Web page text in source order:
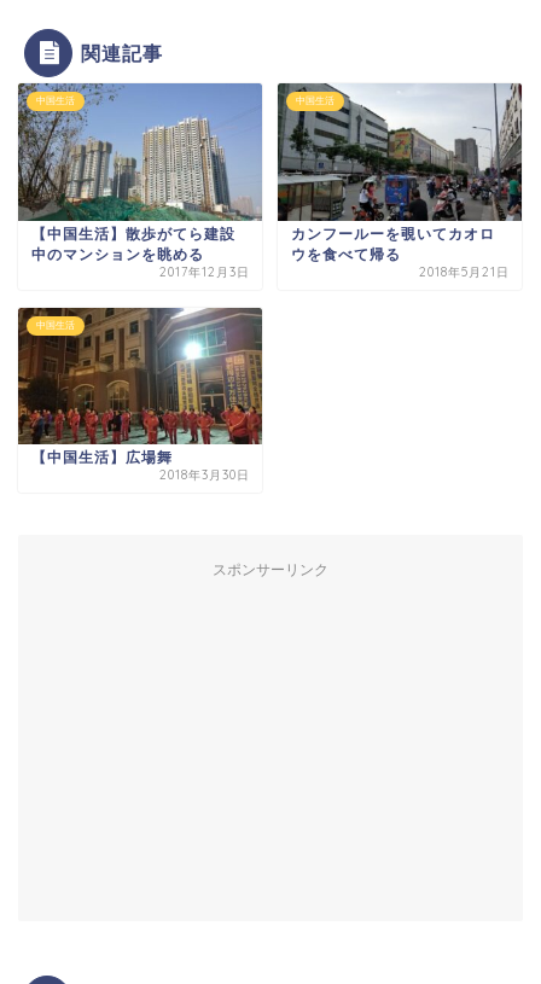
関連記事
中国生活
【中国生活】散歩がてら建設
中のマンションを眺める
2017年12月3日
中国生活
カンフールーを覗いてカオロ
ウを食べて帰る
2018年5月21日
中国生活
【中国生活】広場舞
2018年3月30日
スポンサーリンク